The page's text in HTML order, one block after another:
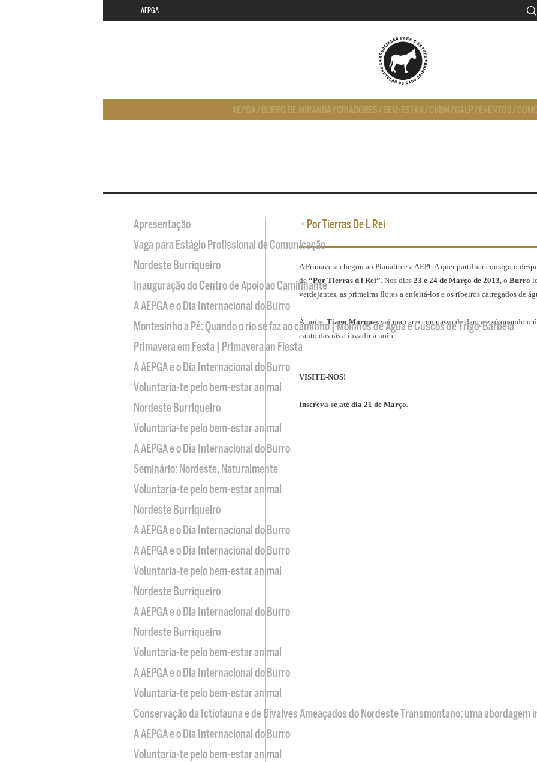
AEPGA
AEPGA/ BURRO DE MIRANDA/CRIADORES/ BEM-ESTAR/CVBM/CALP/ EVENTOS/
• Por Tierras De L Rei
A Primavera chegou ao Planalto e a AEPGA quer partilhar consigo o
de “Por Tierras d l Rei”. Nos dias 23 e 24 de Março de 2013, o Burro
verdejantes, as primeiras flores a enfeitá-los e os ribeiros carregados de
À noite,Tiago Marquesvai marcar o compasso de dança e só quando o
canto das rãs a invadir a noite.
VISITE-NOS!
Inscreva-se até dia 21 de Março.
Apresentação
Vaga para Estágio Profissional de Comunicação
Nordeste Burriqueiro
Inauguração do Centro de Apoio ao Caminhante
A AEPGA e o Dia Internacional do Burro
Montesinho a Pé: Quando o rio se faz ao caminho | Moinhos de Água e Cuscos de Trigo-Barbela
Primavera em Festa | Primavera an Fiesta
A AEPGA e o Dia Internacional do Burro
Voluntaria-te pelo bem-estar animal
Nordeste Burriqueiro
Voluntaria-te pelo bem-estar animal
A AEPGA e o Dia Internacional do Burro
Seminário: Nordeste, Naturalmente
Voluntaria-te pelo bem-estar animal
Nordeste Burriqueiro
A AEPGA e o Dia Internacional do Burro
A AEPGA e o Dia Internacional do Burro
Voluntaria-te pelo bem-estar animal
Nordeste Burriqueiro
A AEPGA e o Dia Internacional do Burro
Nordeste Burriqueiro
Voluntaria-te pelo bem-estar animal
A AEPGA e o Dia Internacional do Burro
Voluntaria-te pelo bem-estar animal
Conservação da Ictiofauna e de Bivalves Ameaçados do Nordeste Transmontano: uma abordagem
A AEPGA e o Dia Internacional do Burro
Voluntaria-te pelo bem-estar animal